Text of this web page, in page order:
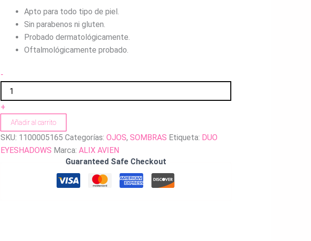
Apto para todo tipo de piel.
Sin parabenos ni gluten.
Probado dermatológicamente.
Oftalmológicamente probado.
-
+
Añadir al carrito
SKU: 1100005165 Categorías: OJOS, SOMBRAS Etiqueta: DUO
EYESHADOWS Marca: ALIX AVIEN
Guaranteed Safe Checkout